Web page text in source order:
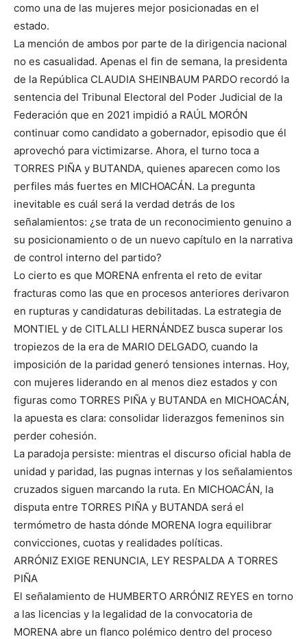
como una de las mujeres mejor posicionadas en el
estado.
La mención de ambos por parte de la dirigencia nacional
no es casualidad. Apenas el fin de semana, la presidenta
de la República CLAUDIA SHEINBAUM PARDO recordó la
sentencia del Tribunal Electoral del Poder Judicial de la
Federación que en 2021 impidió a RAÚL MORÓN
continuar como candidato a gobernador, episodio que él
aprovechó para victimizarse. Ahora, el turno toca a
TORRES PIÑA y BUTANDA, quienes aparecen como los
perfiles más fuertes en MICHOACÁN. La pregunta
inevitable es cuál será la verdad detrás de los
señalamientos: ¿se trata de un reconocimiento genuino a
su posicionamiento o de un nuevo capítulo en la narrativa
de control interno del partido?
Lo cierto es que MORENA enfrenta el reto de evitar
fracturas como las que en procesos anteriores derivaron
en rupturas y candidaturas debilitadas. La estrategia de
MONTIEL y de CITLALLI HERNÁNDEZ busca superar los
tropiezos de la era de MARIO DELGADO, cuando la
imposición de la paridad generó tensiones internas. Hoy,
con mujeres liderando en al menos diez estados y con
figuras como TORRES PIÑA y BUTANDA en MICHOACÁN,
la apuesta es clara: consolidar liderazgos femeninos sin
perder cohesión.
La paradoja persiste: mientras el discurso oficial habla de
unidad y paridad, las pugnas internas y los señalamientos
cruzados siguen marcando la ruta. En MICHOACÁN, la
disputa entre TORRES PIÑA y BUTANDA será el
termómetro de hasta dónde MORENA logra equilibrar
convicciones, cuotas y realidades políticas.
ARRÓNIZ EXIGE RENUNCIA, LEY RESPALDA A TORRES
PIÑA
El señalamiento de HUMBERTO ARRÓNIZ REYES en torno
a las licencias y la legalidad de la convocatoria de
MORENA abre un flanco polémico dentro del proceso